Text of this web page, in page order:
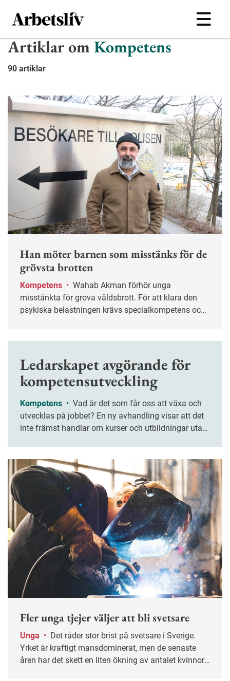
Hoppa till huvudinnehållet
Artiklar omKompetens
90 artiklar
Han möter barnen som misstänks för de
grövsta brotten
Kompetens •
misstänkta för grova våldsbrott. För att klara den
psykiska belastningen krävs specialkompetens och
Ledarskapet avgörande för
kompetensutveckling
Kompetens •
utvecklas på jobbet? En ny avhandling visar att det
inte främst handlar om kurser och utbildningar utan
Fler unga tjejer väljer att bli svetsare
Unga •
Yrket är kraftigt mansdominerat, men de senaste
åren har det skett en liten ökning av antalet kvinnor.